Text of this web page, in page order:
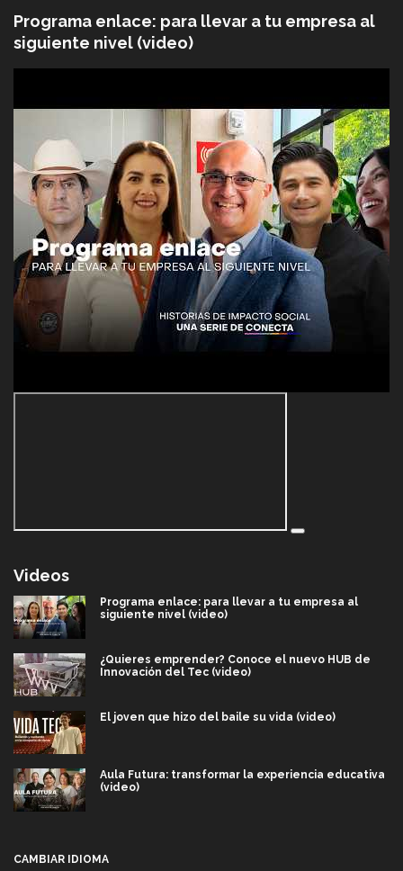
Programa enlace: para llevar a tu empresa al
siguiente nivel (video)
Videos
Programa enlace: para llevar a tu empresa al
siguiente nivel (video)
¿Quieres emprender? Conoce el nuevo HUB de
Innovación del Tec (video)
El joven que hizo del baile su vida (video)
Aula Futura: transformar la experiencia educativa
(video)
CAMBIAR IDIOMA